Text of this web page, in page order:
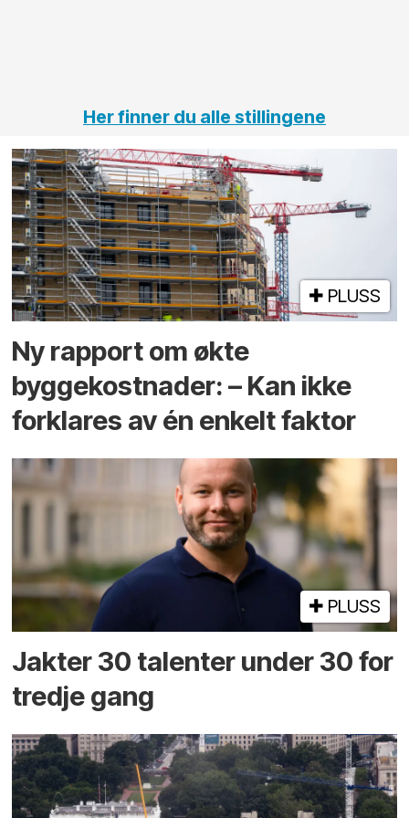
Her finner du alle stillingene
PLUSS
Ny rapport om økte
byggekostnader: – Kan ikke
forklares av én enkelt faktor
PLUSS
Jakter 30 talenter under 30 for
tredje gang